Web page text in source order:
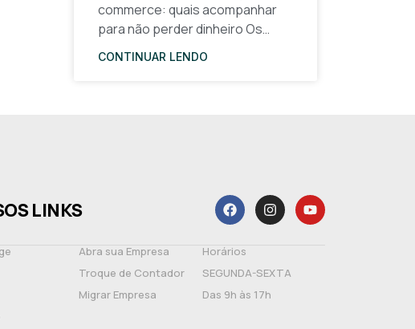
commerce: quais acompanhar
para não perder dinheiro Os
indicadores financeiros para e-
CONTINUAR LENDO
LINKS
Abra sua Empresa
Troque de Contador
Migrar Empresa
Horários
SEGUNDA-SEXTA
Das 9h às 17h